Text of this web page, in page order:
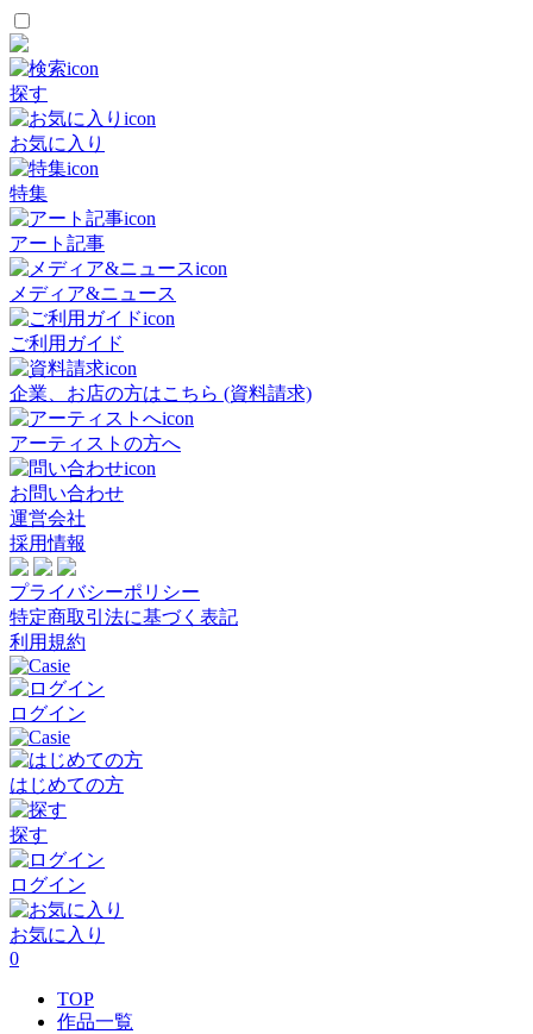
探す
お気に入り
特集
アート記事
メディア&ニュース
ご利用ガイド
企業、お店の方はこちら (資料請求)
アーティストの方へ
お問い合わせ
運営会社
採用情報
プライバシーポリシー
特定商取引法に基づく表記
利用規約
ログイン
はじめての方
探す
ログイン
お気に入り
0
TOP
作品一覧